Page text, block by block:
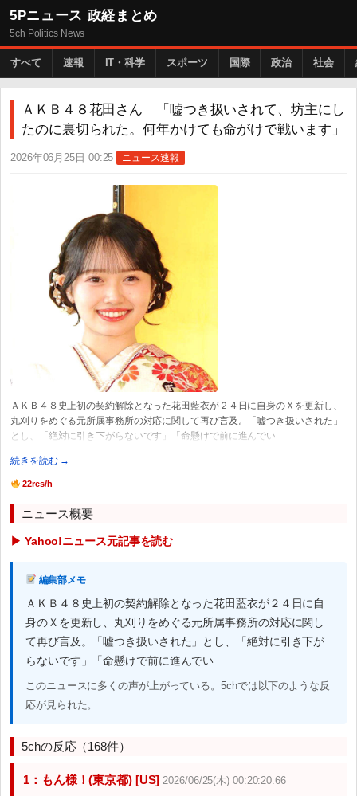
5Pニュース 政経まとめ
5ch Politics News
すべて 速報 IT・科学 スポーツ 国際 政治 社会
ＡＫＢ４８花田さん 「嘘つき扱いされて、坊主にし
たのに裏切られた。何年かけても命がけで戦います」
2026年06月25日 00:25 ニュース速報
ＡＫＢ４８史上初の契約解除となった花田藍衣が２４日に自身のＸを更新し、
丸刈りをめぐる元所属事務所の対応に関して再び言及。「嘘つき扱いされた」
とし、「絶対に引き下がらないです」「命懸けで前に進んでい
続きを読む →
22res/h
ニュース概要
▶ Yahoo!ニュース元記事を読む
編集部メモ
ＡＫＢ４８史上初の契約解除となった花田藍衣が２４日に自
身のＸを更新し、丸刈りをめぐる元所属事務所の対応に関し
て再び言及。「嘘つき扱いされた」とし、「絶対に引き下が
らないです」「命懸けで前に進んでい
このニュースに多くの声が上がっている。5chでは以下のような反
応が見られた。
5chの反応（168件）
1：もん様！(東京都) [US] 2026/06/25(木) 00:20:20.66